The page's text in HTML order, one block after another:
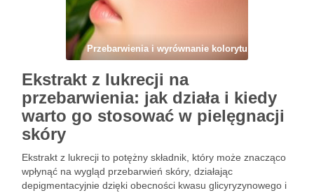
Przebarwienia i wyrównanie kolorytu
Ekstrakt z lukrecji na
przebarwienia: jak działa i kiedy
warto go stosować w pielęgnacji
skóry
Ekstrakt z lukrecji to potężny składnik, który może znacząco
wpłynąć na wygląd przebarwień skóry, działając
depigmentacyjnie dzięki obecności kwasu glicyryzynowego i